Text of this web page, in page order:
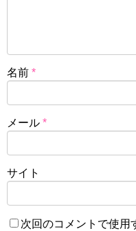
名前 *
メール *
サイト
次回のコメントで使用